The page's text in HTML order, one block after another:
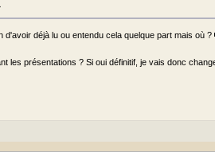
d'avoir déjà lu ou entendu cela quelque part mais où ?
les présentations ? Si oui définitif, je vais donc